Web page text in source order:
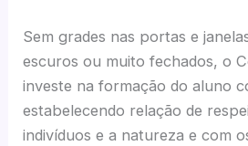
Sem grades nas portas e
escuros ou muito fechados, o
investe na formação do aluno
estabelecendo relação de
indivíduos e a natureza e com